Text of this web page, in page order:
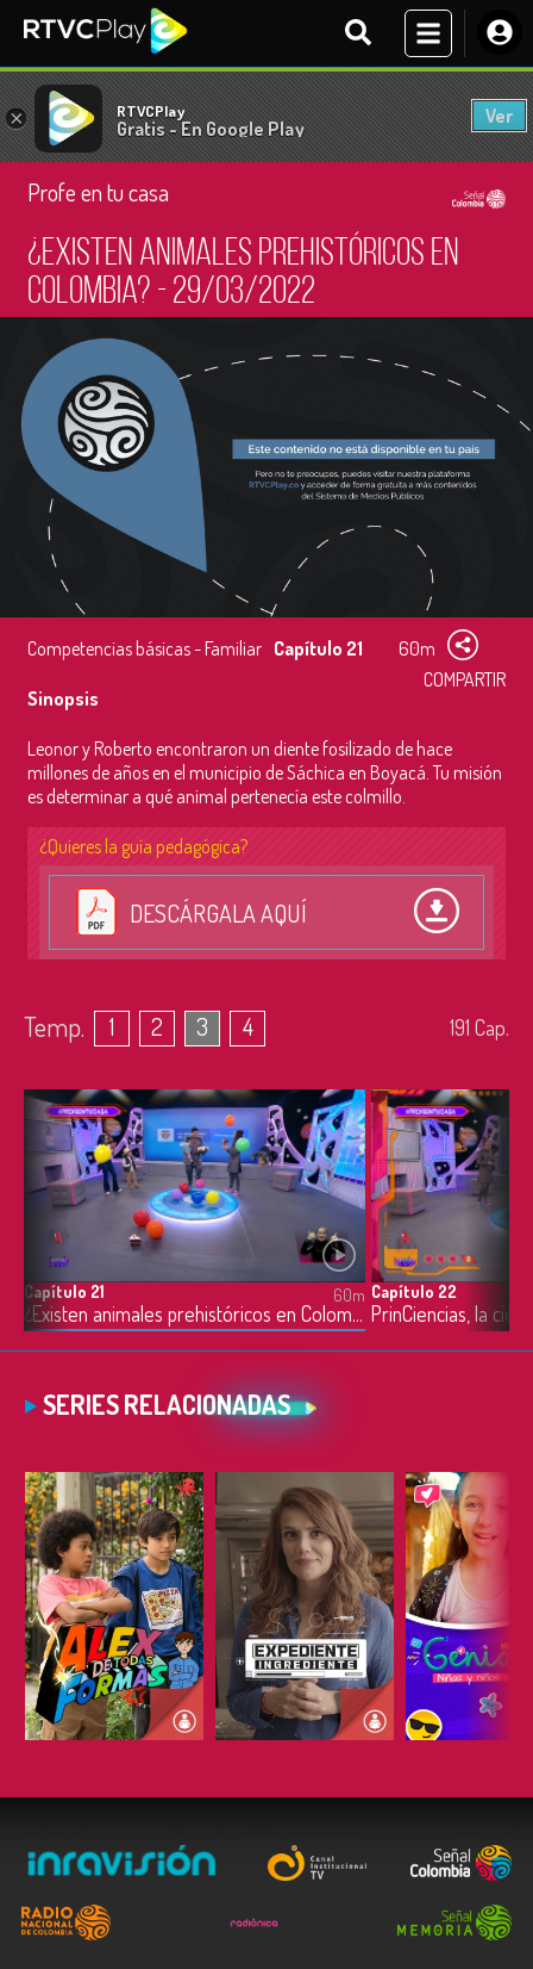
× RTVCPlay
Gratis - En Google Play
Ver
Profe en tu casa
¿Existen animales prehistóricos en
Colombia? - 29/03/2022
Competencias básicas - Familiar Capítulo 21
60m
COMPARTIR
Sinopsis
Leonor y Roberto encontraron un diente fosilizado de hace
millones de años en el municipio de Sáchica en Boyacá. Tu misión
es determinar a qué animal pertenecía este colmillo.
¿Quieres la guía pedagógica?
DESCÁRGALA AQUÍ
Temp. 1 2 3 4 191 Cap.
Capítulo 21
¿Existen animales prehistóricos en Colombia? - 29/03/2022
60m Capítulo 22
SERIES RELACIONADAS
ESCUCHAR ESCUCHAR